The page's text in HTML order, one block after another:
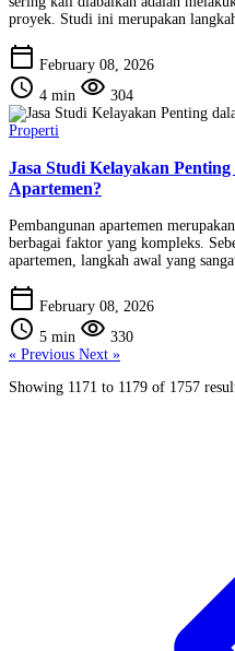
proyek. Studi ini merupakan
calendar_today February 08, 2026
schedule 4 min visibility 304
Properti
Jasa Studi Kelayakan
Apartemen?
Pembangunan apartemen
berbagai faktor yang kompleks.
apartemen, langkah awal yang
calendar_today February 08, 2026
schedule 5 min visibility 330
« Previous Next »
Showing 1171 to 1179 of 1757